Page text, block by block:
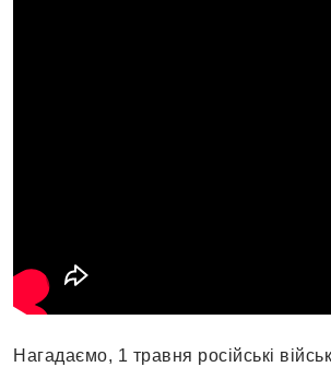
Нагадаємо, 1 травня російські